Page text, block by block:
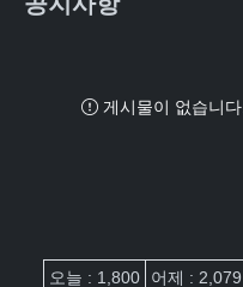
게시물이 없습니다.
접속자집계
오늘 : 1,800 어제 : 2,079